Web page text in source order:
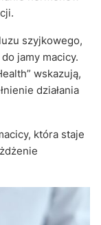
szyjkowego,
jamy macicy.
wskazują,
działania
która staje